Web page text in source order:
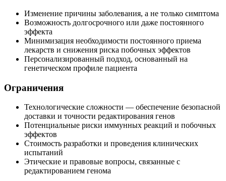
Изменение причины заболевания, а не только симптома
Возможность долгосрочного или даже постоянного
эффекта
Минимизация необходимости постоянного приема
лекарств и снижения риска побочных эффектов
Персонализированный подход, основанный на
генетическом профиле пациента
Ограничения
Технологические сложности — обеспечение безопасной
доставки и точности редактирования генов
Потенциальные риски иммунных реакций и побочных
эффектов
Стоимость разработки и проведения клинических
испытаний
Этические и правовые вопросы, связанные с
редактированием генома